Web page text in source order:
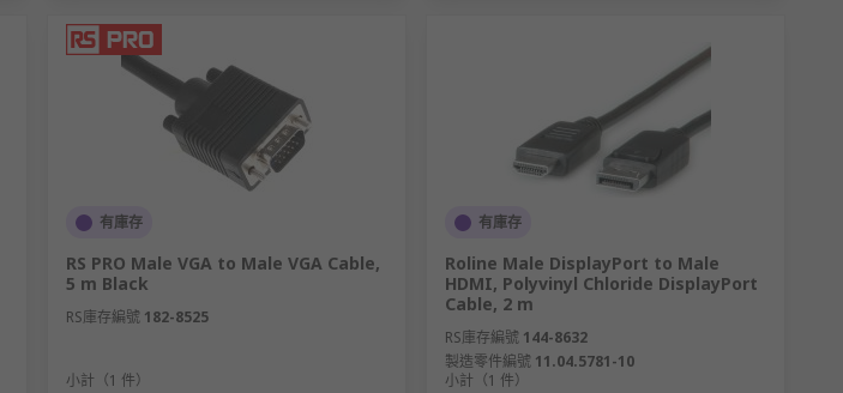
有庫存
RS PRO Male VGA to Male VGA Cable,
5 m Black
RS庫存編號 182-8525
小計（1 件）
有庫存
Roline Male DisplayPort to Male
HDMI, Polyvinyl Chloride DisplayPort
Cable, 2 m
RS庫存編號 144-8632
製造零件編號 11.04.5781-10
小計（1 件）